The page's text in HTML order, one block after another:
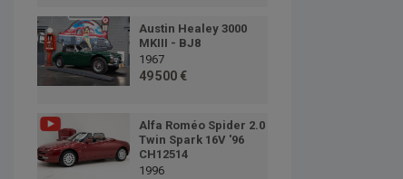
Austin Healey 3000
MKIII - BJ8
1967
49 500 €
Alfa Roméo Spider 2.0
Twin Spark 16V '96
CH12514
1996